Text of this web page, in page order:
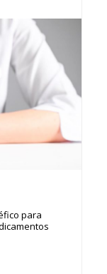
para